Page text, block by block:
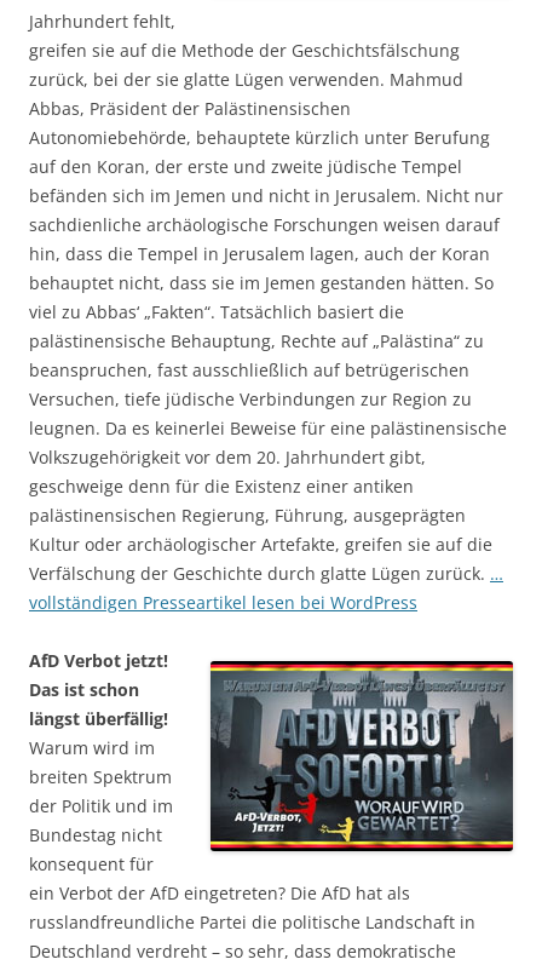
Jahrhundert fehlt,
greifen sie auf die Methode der Geschichtsfälschung
zurück, bei der sie glatte Lügen verwenden. Mahmud
Abbas, Präsident der Palästinensischen
Autonomiebehörde, behauptete kürzlich unter Berufung
auf den Koran, der erste und zweite jüdische Tempel
befänden sich im Jemen und nicht in Jerusalem. Nicht nur
sachdienliche archäologische Forschungen weisen darauf
hin, dass die Tempel in Jerusalem lagen, auch der Koran
behauptet nicht, dass sie im Jemen gestanden hätten. So
viel zu Abbas‘ „Fakten“. Tatsächlich basiert die
palästinensische Behauptung, Rechte auf „Palästina“ zu
beanspruchen, fast ausschließlich auf betrügerischen
Versuchen, tiefe jüdische Verbindungen zur Region zu
leugnen. Da es keinerlei Beweise für eine palästinensische
Volkszugehörigkeit vor dem 20. Jahrhundert gibt,
geschweige denn für die Existenz einer antiken
palästinensischen Regierung, Führung, ausgeprägten
Kultur oder archäologischer Artefakte, greifen sie auf die
Verfälschung der Geschichte durch glatte Lügen zurück. …
vollständigen Presseartikel lesen bei WordPress
AfD Verbot jetzt!
Das ist schon
längst überfällig!
Warum wird im
breiten Spektrum
der Politik und im
Bundestag nicht
konsequent für
ein Verbot der AfD eingetreten? Die AfD hat als
russlandfreundliche Partei die politische Landschaft in
Deutschland verdreht – so sehr, dass demokratische